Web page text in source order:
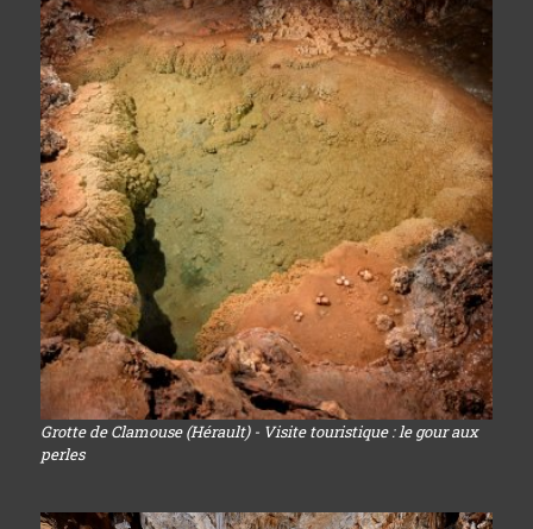
Grotte de Clamouse (Hérault) - Visite touristique : le gour aux
perles